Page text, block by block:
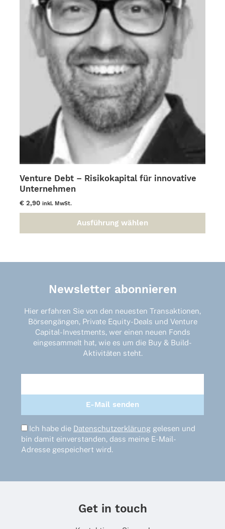
Venture Debt – Risikokapital für innovative
Unternehmen
€2,90 inkl. MwSt.
Ausführung wählen
können
auf
Produktseite
Newsletter abonnieren
Hier erfahren Sie von den neuesten Transaktionen,
Börsengängen, Private Equity-Deals und Venture
Capital-Investments, wer einen neuen Fonds
eingesammelt hat, wie es um die Buy & Build-
Aktivitäten steht.
Ich habe die Datenschutzerklärung gelesen und
bin damit einverstanden, dass meine E-Mail-
Adresse gespeichert wird.
Get in touch